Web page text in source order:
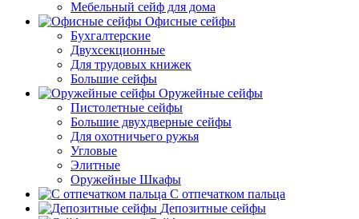
Мебельный сейф для дома
Офисные сейфы
Бухгалтерские
Двухсекционные
Для трудовых книжек
Большие сейфы
Оружейные сейфы
Пистолетные сейфы
Большие двухдверные сейфы
Для охотничьего ружья
Угловые
Элитные
Оружейные Шкафы
С отпечатком пальца
Депозитные сейфы